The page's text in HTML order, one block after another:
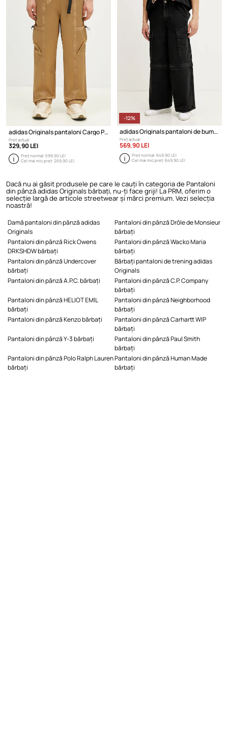
adidas Originals pantaloni Cargo Pant
Preț actual:
329,90 LEI
Preț normal:599,90 LEI
Cel mai mic preț:269,90 LEI
-12%
adidas Originals pantaloni de bumbac CARGO PANTS
Preț actual:
569,90 LEI
Preț normal:649,90 LEI
Cel mai mic preț:649,90 LEI
Dacă nu ai găsit produsele pe care le cauți în categoria de Pantaloni
din pânză adidas Originals bărbați, nu-ți face griji! La PRM, oferim o
selecție largă de articole streetwear și mărci premium. Vezi selecția
noastră!
Damă pantaloni din pânză adidas
Originals
Pantaloni din pânză Drôle de Monsieur
bărbați
Pantaloni din pânză Rick Owens
DRKSHDW bărbați
Pantaloni din pânză Wacko Maria
bărbați
Pantaloni din pânză Undercover
bărbați
Bărbați pantaloni de trening adidas
Originals
Pantaloni din pânză A.P.C. bărbați
Pantaloni din pânză C.P. Company
bărbați
Pantaloni din pânză HELIOT EMIL
bărbați
Pantaloni din pânză Neighborhood
bărbați
Pantaloni din pânză Kenzo bărbați
Pantaloni din pânză Carhartt WIP
bărbați
Pantaloni din pânză Y-3 bărbați
Pantaloni din pânză Paul Smith
bărbați
Pantaloni din pânză Polo Ralph Lauren
bărbați
Pantaloni din pânză Human Made
bărbați